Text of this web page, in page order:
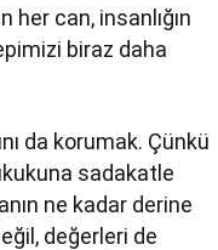
her can, insanlığın
biraz daha
da korumak. Çünkü
sadakatle
ne kadar derine
değerleri de